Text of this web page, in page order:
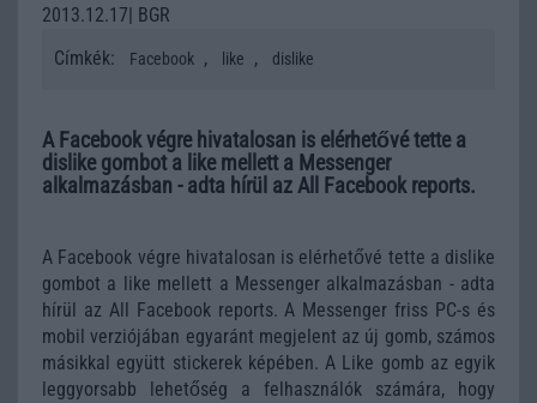
2013.12.17| BGR
Címkék:
Facebook , like , dislike
A Facebook végre hivatalosan is elérhetővé tette a
dislike gombot a like mellett a Messenger
alkalmazásban - adta hírül az All Facebook reports.
A Facebook végre hivatalosan is elérhetővé tette a dislike
gombot a like mellett a Messenger alkalmazásban - adta
hírül az All Facebook reports. A Messenger friss PC-s és
mobil verziójában egyaránt megjelent az új gomb, számos
másikkal együtt stickerek képében. A Like gomb az egyik
leggyorsabb lehetőség a felhasználók számára, hogy